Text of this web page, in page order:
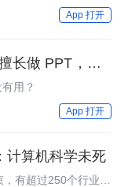
上带来一些启发。
App 打开
长做 PPT，但不
用？
App 打开
计算机科学未死
有超过250个行业、